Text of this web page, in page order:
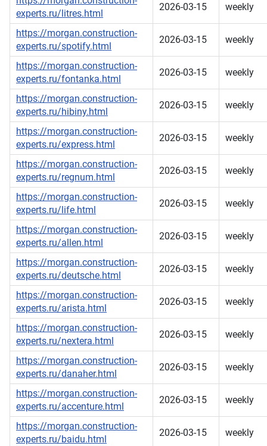
experts.ru/litres.html
2026-03-15 weekly
https://morgan.construction-
experts.ru/spotify.html
2026-03-15 weekly
https://morgan.construction-
experts.ru/fontanka.html
2026-03-15 weekly
https://morgan.construction-
experts.ru/hibiny.html
2026-03-15 weekly
https://morgan.construction-
experts.ru/express.html
2026-03-15 weekly
https://morgan.construction-
experts.ru/regnum.html
2026-03-15 weekly
https://morgan.construction-
experts.ru/life.html
2026-03-15 weekly
https://morgan.construction-
experts.ru/allen.html
2026-03-15 weekly
https://morgan.construction-
experts.ru/deutsche.html
2026-03-15 weekly
https://morgan.construction-
experts.ru/arista.html
2026-03-15 weekly
https://morgan.construction-
experts.ru/nextera.html
2026-03-15 weekly
https://morgan.construction-
experts.ru/danaher.html
2026-03-15 weekly
https://morgan.construction-
experts.ru/accenture.html
2026-03-15 weekly
https://morgan.construction-
experts.ru/baidu.html
2026-03-15 weekly